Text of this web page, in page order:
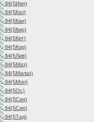
84(5Ирн)
84(5Каз)
84(5Кан)
84(5Кир)
84(5Кит)
84(5Кор)
84(5Лив)
84(5Маз)
84(5Малаз)
84(5Мон)
84(5Ос)
84(5Син)
84(5Сир)
84(5Тад)